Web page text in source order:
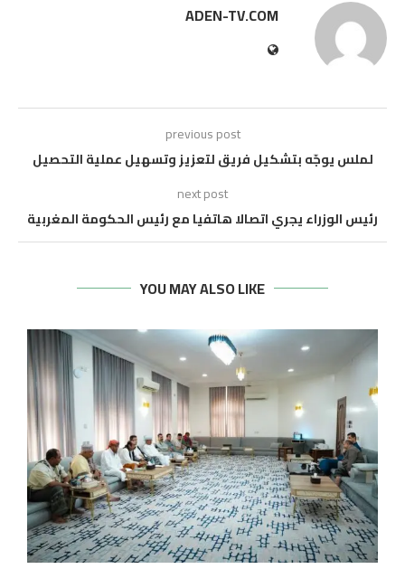
ADEN-TV.COM
previous post
لملس يوجّه بتشكيل فريق لتعزيز وتسهيل عملية التحصيل
next post
رئيس الوزراء يجري اتصالا هاتفيا مع رئيس الحكومة المغربية
YOU MAY ALSO LIKE